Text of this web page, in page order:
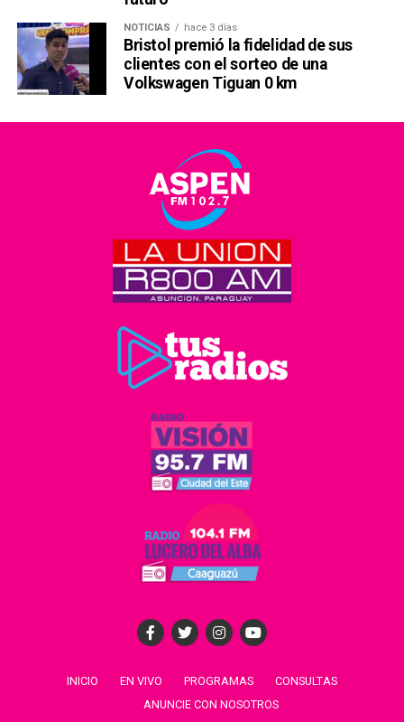
NOTICIAS hace 3 días
Bristol premió la fidelidad de sus
clientes con el sorteo de una
Volkswagen Tiguan 0 km
INICIO EN VIVO PROGRAMAS
CONSULTAS
ANUNCIE CON NOSOTROS